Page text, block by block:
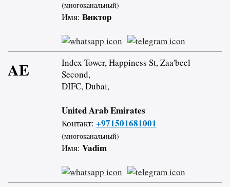
(многоканальный)
Имя: Виктор
AE
Index Tower, Happiness St, Zaa'beel
Second,
DIFC, Dubai,
United Arab Emirates
Контакт: +971501681001
(многоканальный)
Имя: Vadim